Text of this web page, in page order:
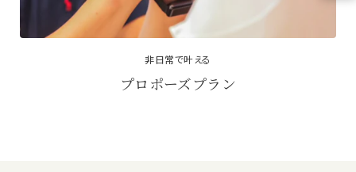
非日常で叶える
プロポーズプラン